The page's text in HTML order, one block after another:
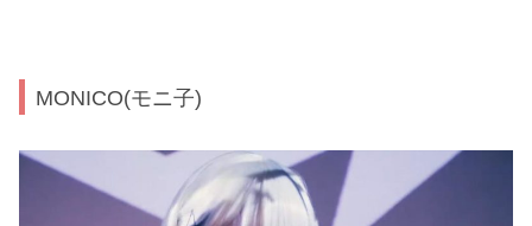
MONICO(モニ子)